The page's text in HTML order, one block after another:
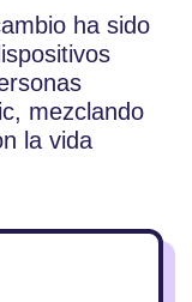
ha sido
mezclando
la vida